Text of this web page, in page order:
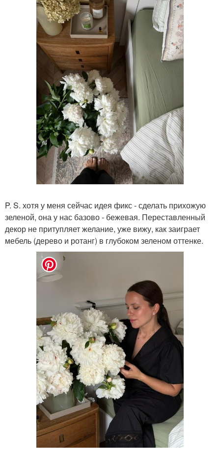
P. S. хотя у меня сейчас идея фикс - сделать прихожую
зеленой, она у нас базово - бежевая. Переставленный
декор не притупляет желание, уже вижу, как заиграет
мебель (дерево и ротанг) в глубоком зеленом оттенке.